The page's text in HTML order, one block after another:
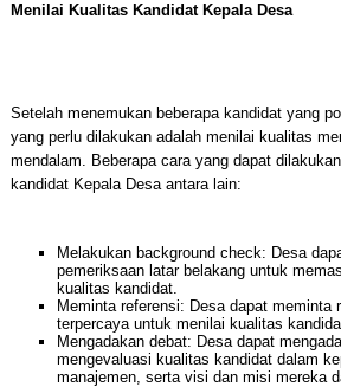
Menilai Kualitas Kandidat Kepala Desa
Setelah menemukan beberapa kandidat yang
yang perlu dilakukan adalah menilai kualitas
mendalam. Beberapa cara yang dapat
kandidat Kepala Desa antara lain:
Melakukan background check: Desa
pemeriksaan latar belakang untuk
kualitas kandidat.
Meminta referensi: Desa dapat meminta
terpercaya untuk menilai kualitas
Mengadakan debat: Desa dapat
mengevaluasi kualitas kandidat dalam
manajemen, serta visi dan misi mereka